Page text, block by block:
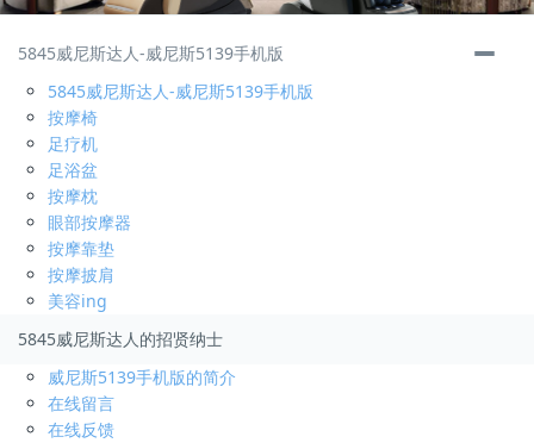
5845威尼斯达人-威尼斯5139手机版
5845威尼斯达人-威尼斯5139手机版
按摩椅
足疗机
足浴盆
按摩枕
眼部按摩器
按摩靠垫
按摩披肩
美容ing
5845威尼斯达人的招贤纳士
威尼斯5139手机版的简介
在线留言
在线反馈
储备干部 3000-4000
招聘人数 3
发布时间:
申请
运营总监
招聘人数
发布时间:
运营助理 3000-6000
招聘人数